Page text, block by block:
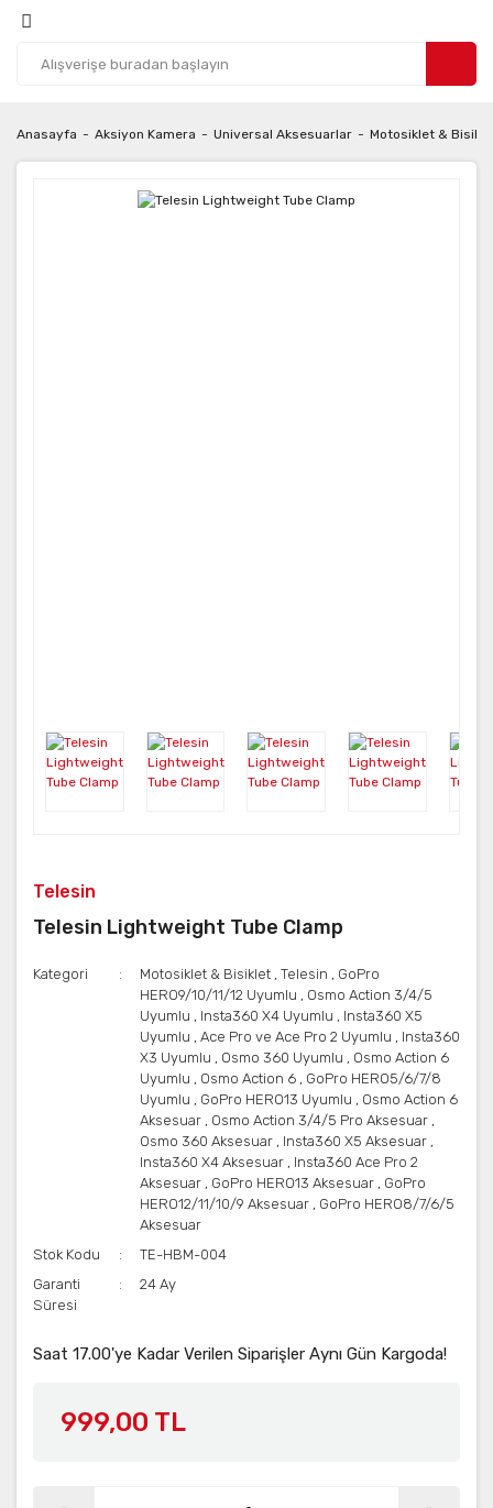
Anasayfa Aksiyon Kamera Universal Aksesuarlar Motosiklet &
Telesin
Telesin Lightweight Tube Clamp
Kategori Motosiklet & Bisiklet , Telesin , GoPro
HERO9/10/11/12 Uyumlu , Osmo Action 3/4/5
Uyumlu , Insta360 X4 Uyumlu , Insta360 X5
Uyumlu , Ace Pro ve Ace Pro 2 Uyumlu , Insta360
X3 Uyumlu , Osmo 360 Uyumlu , Osmo Action 6
Uyumlu , Osmo Action 6 , GoPro HERO5/6/7/8
Uyumlu , GoPro HERO13 Uyumlu , Osmo Action 6
Aksesuar , Osmo Action 3/4/5 Pro Aksesuar ,
Osmo 360 Aksesuar , Insta360 X5 Aksesuar ,
Insta360 X4 Aksesuar , Insta360 Ace Pro 2
Aksesuar , GoPro HERO13 Aksesuar , GoPro
HERO12/11/10/9 Aksesuar , GoPro HERO8/7/6/5
Aksesuar
Stok Kodu
TE-HBM-004
Garanti
Süresi
24 Ay
Saat 17.00'ye Kadar Verilen Siparişler Aynı Gün Kargoda!
999,00 TL